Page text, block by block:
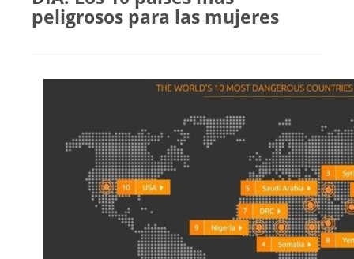
peligrosos para las mujeres